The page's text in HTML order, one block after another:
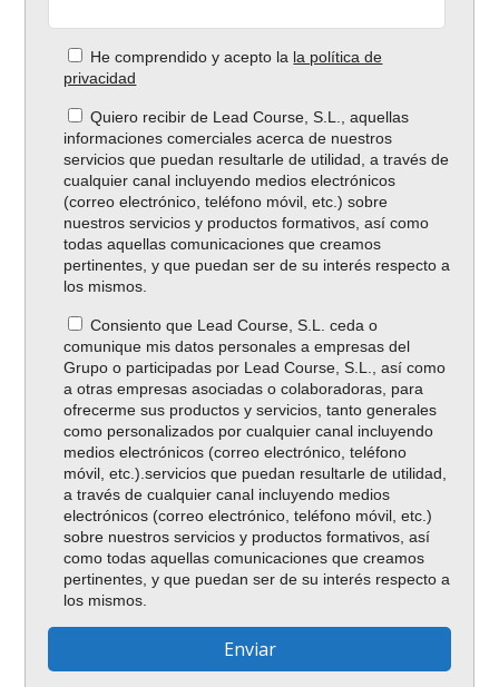
He comprendido y acepto la la política de
privacidad
Quiero recibir de Lead Course, S.L., aquellas
informaciones comerciales acerca de nuestros
servicios que puedan resultarle de utilidad, a través de
cualquier canal incluyendo medios electrónicos
(correo electrónico, teléfono móvil, etc.) sobre
nuestros servicios y productos formativos, así como
todas aquellas comunicaciones que creamos
pertinentes, y que puedan ser de su interés respecto a
los mismos.
Consiento que Lead Course, S.L. ceda o
comunique mis datos personales a empresas del
Grupo o participadas por Lead Course, S.L., así como
a otras empresas asociadas o colaboradoras, para
ofrecerme sus productos y servicios, tanto generales
como personalizados por cualquier canal incluyendo
medios electrónicos (correo electrónico, teléfono
móvil, etc.).servicios que puedan resultarle de utilidad,
a través de cualquier canal incluyendo medios
electrónicos (correo electrónico, teléfono móvil, etc.)
sobre nuestros servicios y productos formativos, así
como todas aquellas comunicaciones que creamos
pertinentes, y que puedan ser de su interés respecto a
los mismos.